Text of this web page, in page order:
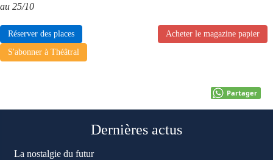
au 25/10
Réserver des places
Acheter le magazine papier
S'abonner à Théâtral
Partager
Dernières actus
La nostalgie du futur